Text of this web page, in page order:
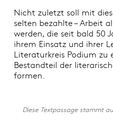
Nicht zuletzt soll mit
selten bezahlte – Arbeit
werden, die seit bald 50
ihrem Einsatz und ihrer
Literaturkreis Podium zu
Bestandteil der
formen.
Diese Textpassage stammt